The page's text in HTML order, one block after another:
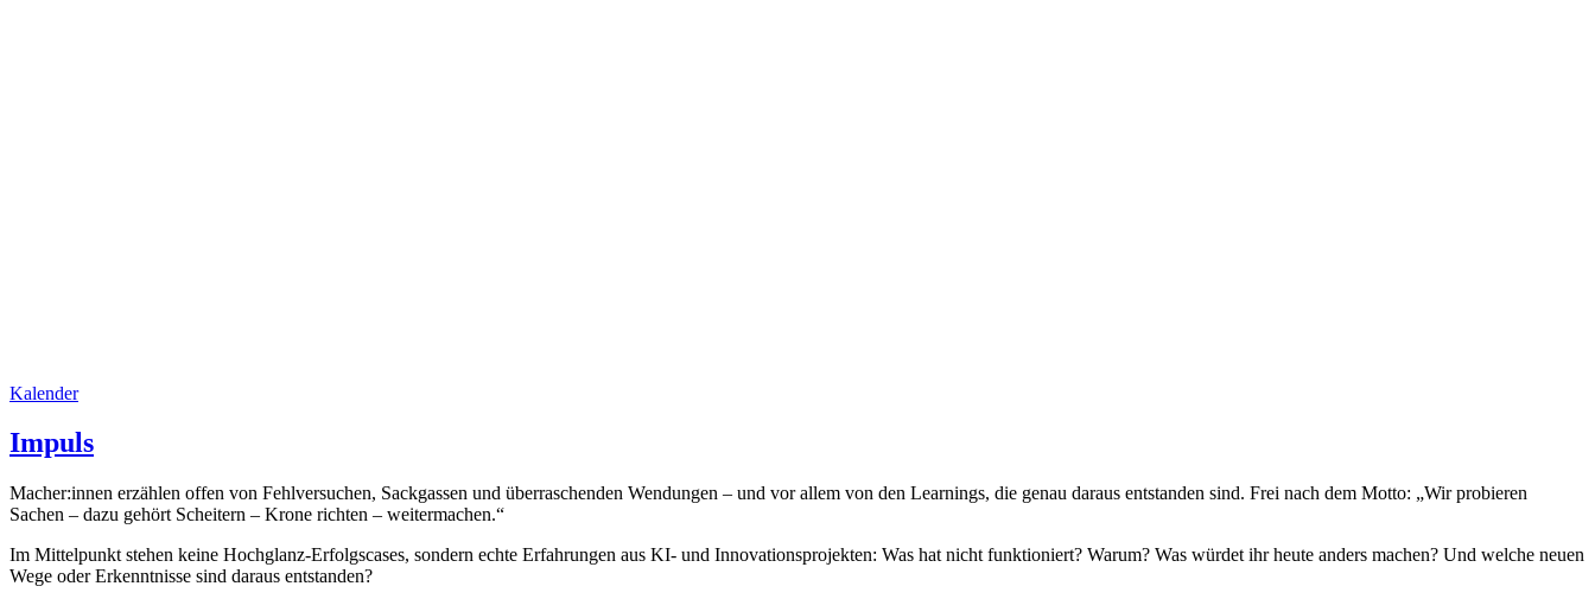
Kalender
Impuls
Macher:innen erzählen offen von Fehlversuchen, Sackgassen und überraschenden Wendungen – und vor allem von den Learnings, die genau daraus entstanden sind. Frei nach dem Motto: „Wir probieren
Sachen – dazu gehört Scheitern – Krone richten – weitermachen.“
Im Mittelpunkt stehen keine Hochglanz-Erfolgscases, sondern echte Erfahrungen aus KI- und Innovationsprojekten: Was hat nicht funktioniert? Warum? Was würdet ihr heute anders machen? Und welche neuen
Wege oder Erkenntnisse sind daraus entstanden?